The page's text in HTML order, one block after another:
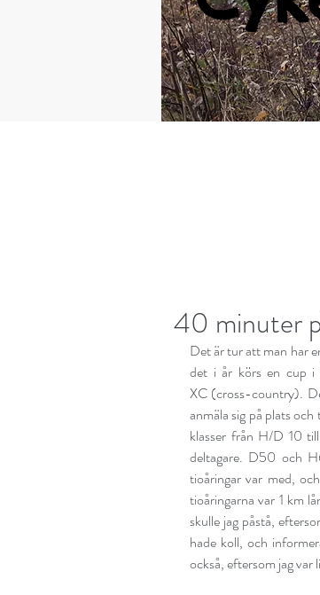
40 minuter
Det är tur att man har
det i år körs en cup i
XC (cross-country).
anmäla sig på plats
klasser från H/D 10
deltagare. D50 och
tioåringar var med,
tioåringarna var 1 km
skulle jag påstå,
hade koll, och
också, eftersom jag var